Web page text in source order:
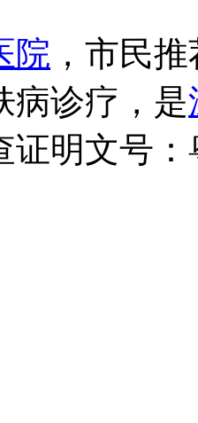
院 ，市民
病诊疗，是
证明文号